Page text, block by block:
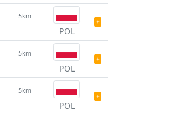
5km
POL
5km
POL
5km
POL